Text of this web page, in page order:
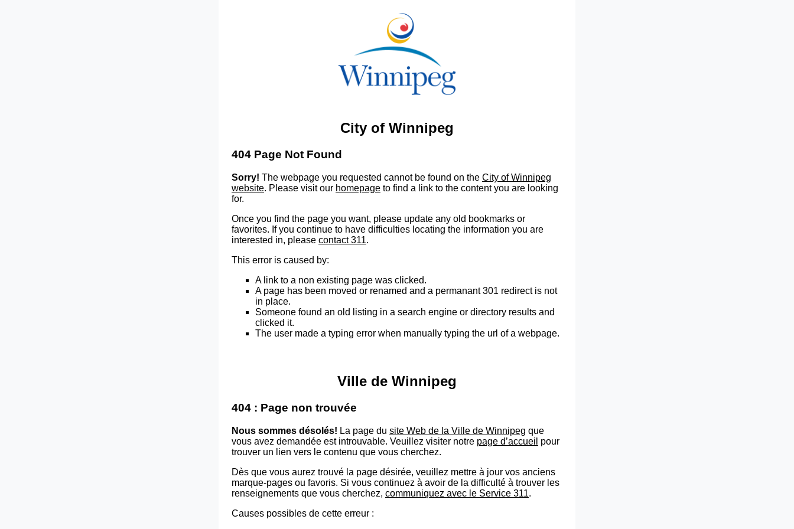
City of Winnipeg
404 Page Not Found
Sorry! The webpage you requested cannot be found on the City of Winnipeg
website. Please visit our homepage to find a link to the content you are looking
for.
Once you find the page you want, please update any old bookmarks or
favorites. If you continue to have difficulties locating the information you are
interested in, please contact 311.
This error is caused by:
A link to a non existing page was clicked.
A page has been moved or renamed and a permanant 301 redirect is not
in place.
Someone found an old listing in a search engine or directory results and
clicked it.
The user made a typing error when manually typing the url of a webpage.
Ville de Winnipeg
404 : Page non trouvée
Nous sommes désolés! La page du site Web de la Ville de Winnipeg que
vous avez demandée est introuvable. Veuillez visiter notre page d’accueil pour
trouver un lien vers le contenu que vous cherchez.
Dès que vous aurez trouvé la page désirée, veuillez mettre à jour vos anciens
marque-pages ou favoris. Si vous continuez à avoir de la difficulté à trouver les
renseignements que vous cherchez, communiquez avec le Service 311.
Causes possibles de cette erreur :